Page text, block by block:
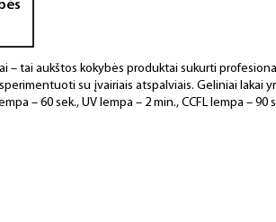
– tai aukštos kokybės produktai sukurti
su įvairiais atspalviais. Geliniai lakai
– 60 sek., UV lempa – 2 min., CCFL lempa – 90